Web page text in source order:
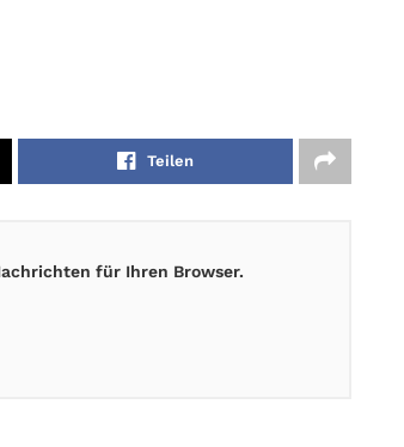
Teilen
für Ihren Browser.